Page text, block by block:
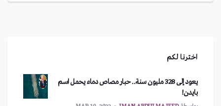
اخترنا لكم
يعود إلى 328 مليون سنة.. حبار مصاص دماء يحمل اسم
بايدن!